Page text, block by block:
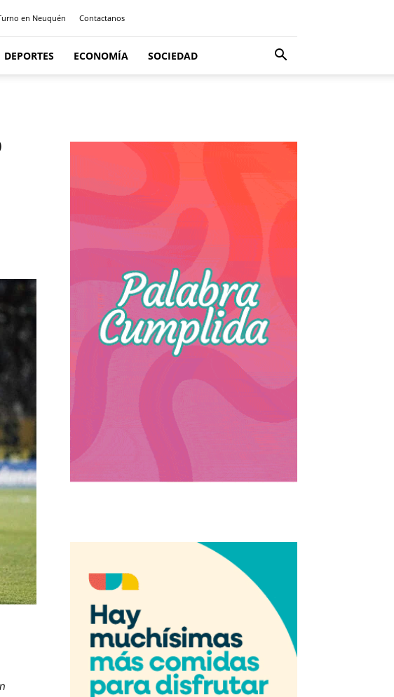
en Neuquén Contactanos
DEPORTES ECONOMÍA SOCIEDAD